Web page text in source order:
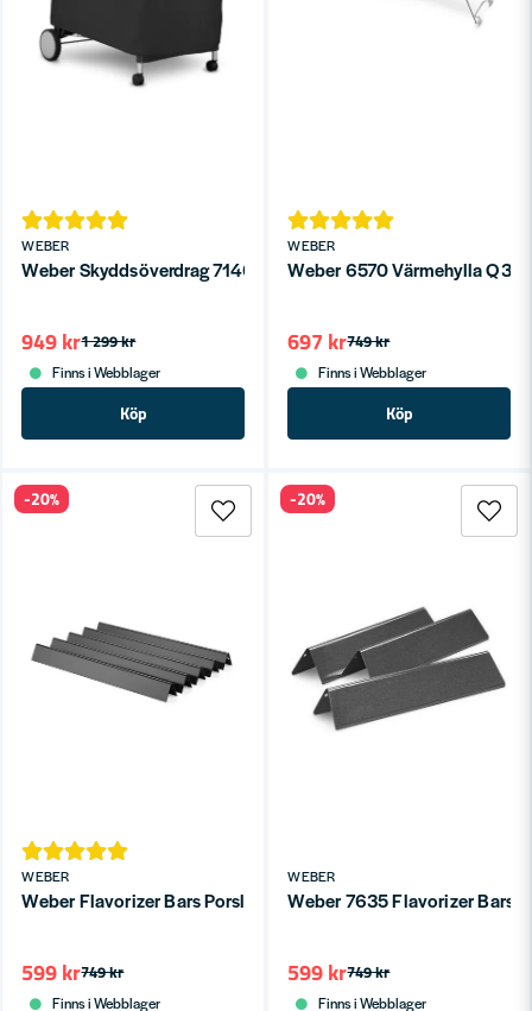
WEBER
Weber Skyddsöverdrag 7146 Premium (Performer Deluxe/
1 299 kr
949 kr
Finns i Webblager
Köp
WEBER
Weber 6570 Värmehylla
749 kr
697 kr
Finns i Webblager
Köp
WEBER
Weber Flavorizer Bars Porslinsemalj 57cm - Spirit 300serie
749 kr
599 kr
Finns i Webblager
-20%
WEBER
Weber 7635 Flavorizer Bars
749 kr
599 kr
Finns i Webblager
-20%